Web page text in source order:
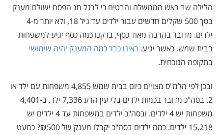
הלילה שב ראש הממשלה והבטיח כי לרגל חג הפסח ישולם מענק
בסך 500 שקלים חדשים עבור ילדים עד גיל 18, ולא יותר מ-4
ילדים. מדובר בהרבה מאוד כסף, בדקנו כמה כסף יגיע למשפחות
בבית שמש, כאשר יגיע. ראינו כבר כמה המענק יהיה שימושי
בתקופה הנוכחית.
ובכן לפי הלמ"ס מצויים כיום בבית שמש 4,855 משפחות עם ילד או
2. בסה"כ מדובר בכמות ילדים בלי עין הרע 7,336 ילד. ב-4,401
משפחות יש 4 ילדים. ובסה"כ ילדים במשפחות עד 4 ילדים יש
15,218 ילדים. כמה ילדים בסה"כ יקבלו מענק של ₪500? כמעט